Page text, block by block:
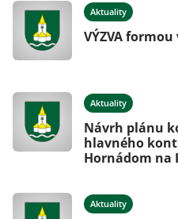
Aktuality
VÝZVA
Aktuality
Návrh plánu
hlavného
Hornádom na
Aktuality